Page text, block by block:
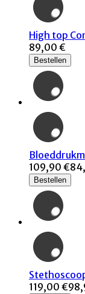
High top
89,00 €
Bestellen
109,90 €
Bestellen
119,00 €